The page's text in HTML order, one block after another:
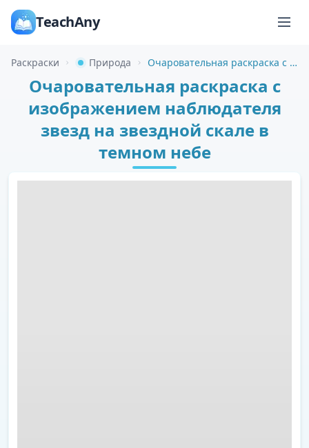
TeachAny
Раскраски Природа Очаровательная раскраска с изображением наблюдателя звезд на звездной скале в темном небе
Очаровательная раскраска с
изображением наблюдателя
звезд на звездной скале в
темном небе